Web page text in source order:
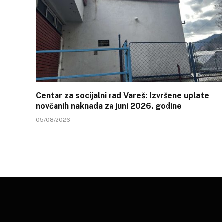
Centar za socijalni rad Vareš: Izvršene uplate
novčanih naknada za juni 2026. godine
05/08/2026